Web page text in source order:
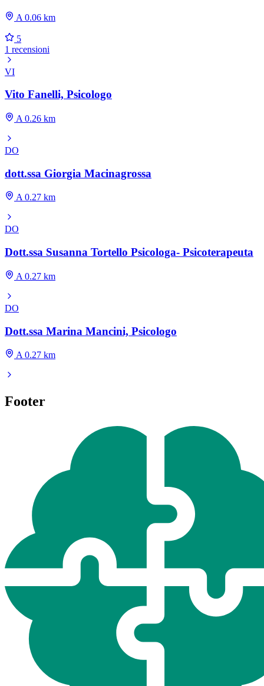
A 0.06 km
5
1 recensioni
VI
Vito Fanelli, Psicologo
A 0.26 km
DO
dott.ssa Giorgia Macinagrossa
A 0.27 km
DO
Dott.ssa Susanna Tortello Psicologa- Psicoterapeuta
A 0.27 km
DO
Dott.ssa Marina Mancini, Psicologo
A 0.27 km
Footer